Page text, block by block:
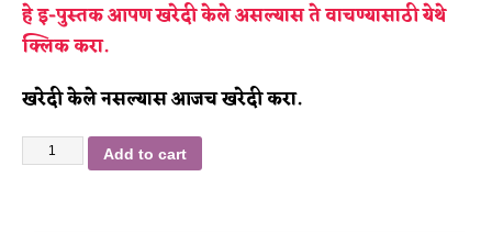
हे इ-पुस्तक आपण खरेदी केले असल्यास ते वाचण्यासाठीयेथे
क्लिक करा.
खरेदी केले नसल्यास आजच खरेदी करा.
Add to cart